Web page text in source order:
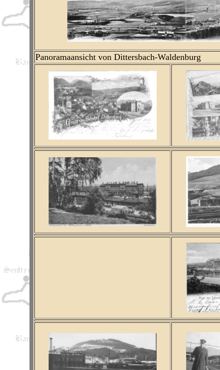
Panoramaansicht von Dittersbach-Waldenburg